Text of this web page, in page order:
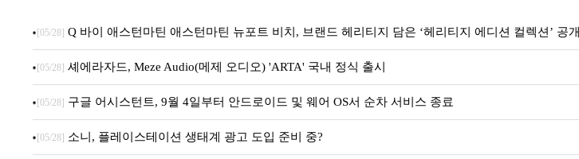
[05/28] Q 바이 애스턴마틴 애스턴마틴 뉴포트 비치, 브랜드 헤리티지 담은 ‘헤리티지 에디션 컬렉션’ 공개
[05/28] 셰에라자드, Meze Audio(메제 오디오) 'ARTA' 국내 정식 출시
[05/28] 구글 어시스턴트, 9월 4일부터 안드로이드 및 웨어 OS서 순차 서비스 종료
[05/28] 소니, 플레이스테이션 생태계 광고 도입 준비 중?